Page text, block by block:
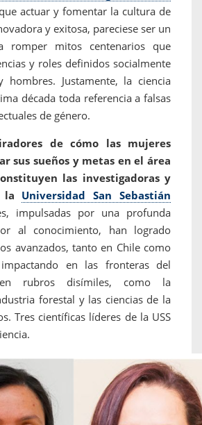
actuar y fomentar la cultura de
y exitosa, pareciese ser un
romper mitos centenarios que
y roles definidos socialmente
hombres. Justamente, la ciencia
década toda referencia a falsas
de género.
de cómo las mujeres
sus sueños y metas en el área
las investigadoras y
la Universidad San Sebastián
impulsadas por una profunda
al conocimiento, han logrado
avanzados, tanto en Chile como
en las fronteras del
en rubros disímiles, como la
forestal y las ciencias de la
Tres científicas líderes de la USS